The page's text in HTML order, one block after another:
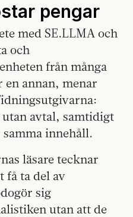
pengar
med SE.LLMA och
och
från många
en annan, menar
avtal, samtidigt
innehåll.
läsare tecknar
få ta del av
sig
utan att de